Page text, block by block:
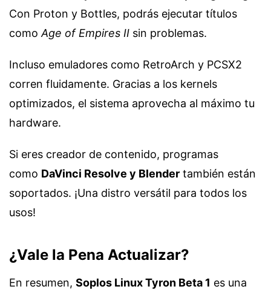
Con Proton y Bottles, podrás ejecutar títulos
como Age of Empires II sin problemas.
Incluso emuladores como RetroArch y PCSX2
corren fluidamente. Gracias a los kernels
optimizados, el sistema aprovecha al máximo tu
hardware.
Si eres creador de contenido, programas
como DaVinci Resolve y Blender también están
soportados. ¡Una distro versátil para todos los
usos!
¿Vale la Pena Actualizar?
En resumen, Soplos Linux Tyron Beta 1 es una